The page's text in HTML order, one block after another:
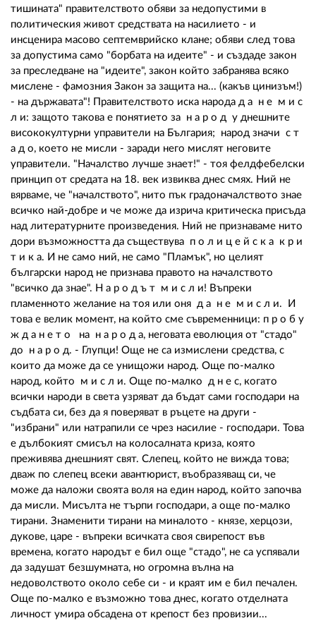
тишината" правителството обяви за недопустими в
политическия живот средствата на насилието - и
инсценира масово септемврийско клане; обяви след това
за допустима само "борбата на идеите" - и създаде закон
за преследване на "идеите", закон който забранява всяко
мислене - фамозния Закон за защита на... (какъв цинизъм!)
- на държавата"! Правителството иска народа д а н е м и с
л и: защото такова е понятието за н а р о д у днешните
висококултурни управители на България; народ значи с т
а д о, което не мисли - заради него мислят неговите
управители. "Началство лучше знает!" - тоя фелдфебелски
принцип от средата на 18. век извиква днес смях. Ний не
вярваме, че "началството", нито пък градоначалството знае
всичко най-добре и че може да изрича критическа присъда
над литературните произведения. Ний не признаваме нито
дори възможността да съществува п о л и ц е й с к а к р и
т и к а. И не само ний, не само "Пламък", но целият
български народ не признава правото на началството
"всичко да знае". Н а р о д ъ т м и с л и! Въпреки
пламенното желание на тоя или оня д а н е м и с л и. И
това е велик момент, на който сме съвременници: п р о б у
ж д а н е т о на н а р о д а, неговата еволюция от "стадо"
до н а р о д. - Глупци! Още не са измислени средства, с
които да може да се унищожи народ. Още по-малко
народ, който м и с л и. Още по-малко д н е с, когато
всички народи в света узряват да бъдат сами господари на
съдбата си, без да я поверяват в ръцете на други -
"избрани" или натрапили се чрез насилие - господари. Това
е дълбокият смисъл на колосалната криза, която
преживява днешният свят. Слепец, който не вижда това;
дваж по слепец всеки авантюрист, въобразяващ си, че
може да наложи своята воля на един народ, който започва
да мисли. Мисълта не търпи господари, а още по-малко
тирани. Знаменити тирани на миналото - князе, херцози,
дукове, царе - въпреки всичката своя свирепост във
времена, когато народът е бил още "стадо", не са успявали
да задушат безшумната, но огромна вълна на
недоволството около себе си - и краят им е бил печален.
Още по-малко е възможно това днес, когато отделната
личност умира обсадена от крепост без провизии...